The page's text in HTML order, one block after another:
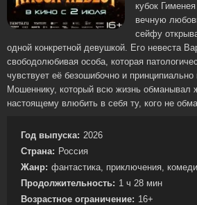
кубок
вечную
сейфу
одной конкретной девушкой. Его невеста
свободолюбивая особа, которая
чувствует её безошибочно и
Мошеннику, который всю жизнь обманывал
настоящему влюбить в себя ту, кого не
Год выпуска: 2026
Страна: Россия
Жанр: фантастика, приключения,
Продолжительность: 1 ч 28 мин
Возрастное ограничение: 16+